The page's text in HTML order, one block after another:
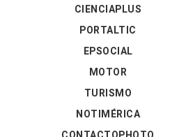
CIENCIAPLUS
PORTALTIC
EPSOCIAL
MOTOR
TURISMO
NOTIMÉRICA